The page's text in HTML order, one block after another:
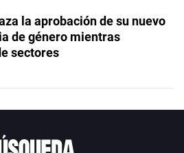
la aprobación de su nuevo
de género mientras
sectores